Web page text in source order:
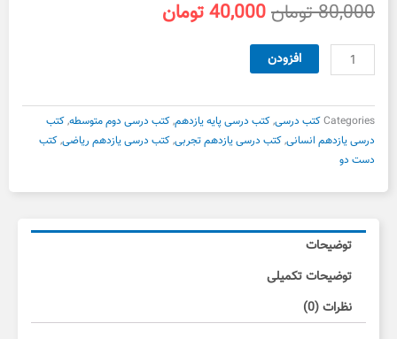
80,000تومانقیمت
بود.
40,000تومان
کتاب
درسی
یازدهم
دست
دوم
افزودن
Categoriesکتب درسی,کتب درسی پایه یازدهم,کتب درسی دوم متوسطه,کتب
درسی یازدهم انسانی,کتب درسی یازدهم تجربی,کتب درسی یازدهم ریاضی,کتب
دست دو
توضیحات
توضیحات تکمیلی
نظرات (0)